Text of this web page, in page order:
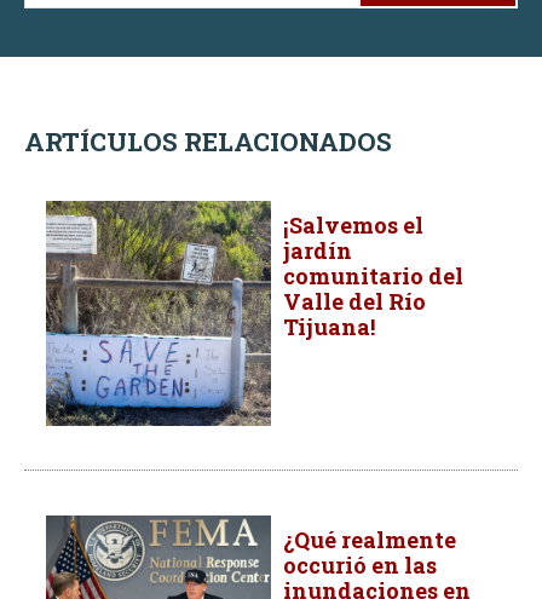
ARTÍCULOS RELACIONADOS
¡Salvemos el
jardín
comunitario del
Valle del Río
Tijuana!
¿Qué realmente
occurió en las
inundaciones en